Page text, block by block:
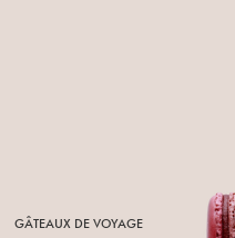
GÂTEAUX DEVOYAGE